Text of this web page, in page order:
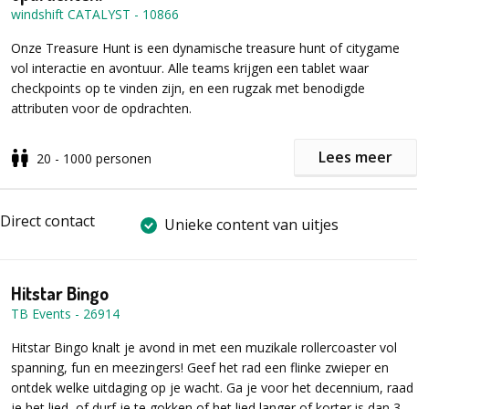
achteraf
Vul voor meer informatie of een vrijblijvende offerte het
aanvraagformulier in.
U kunt voor meer informatie of een vrijblijvende offerte het
formulier invullen.
windshift CATALYST - 10866
Onze Treasure Hunt is een dynamische treasure hunt of citygame
vol interactie en avontuur. Alle teams krijgen een tablet waar
checkpoints op te vinden zijn, en een rugzak met benodigde
attributen voor de opdrachten.
Via de unieke Go Team app worden de teams langs de verschillende
met het team moet worden uitgevoerd. De opdrachten zijn verdeeld
over 3 categorieën: mentaal, actief en creatief. Voor ieder teamlid zit
Deze activiteit is uitermate geschikt om maatwerk van te maken. Er
maken heeft. Dit kan bijvoorbeeld helpen bij het beleven van
kernwaarden, het ophalen van informatie over bepaalde thema's in
de organisatie... en allemaal op een laagdrempelige en speelse
20 - 1000 personen Lees meer
Direct contact Unieke content van uitjes
Hitstar Bingo
TB Events - 26914
Hitstar Bingo knalt je avond in met een muzikale rollercoaster vol
spanning, fun en meezingers! Geef het rad een flinke zwieper en
ontdek welke uitdaging op je wacht. Ga je voor het decennium, raad